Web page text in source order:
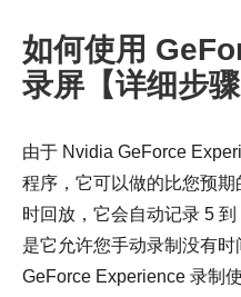
如何使用
录屏【详细步骤
由于 Nvidia GeForce
程序，它可以做的比您预
时回放，它会自动记录 5
是它允许您手动录制没有时
GeForce Experience 录制